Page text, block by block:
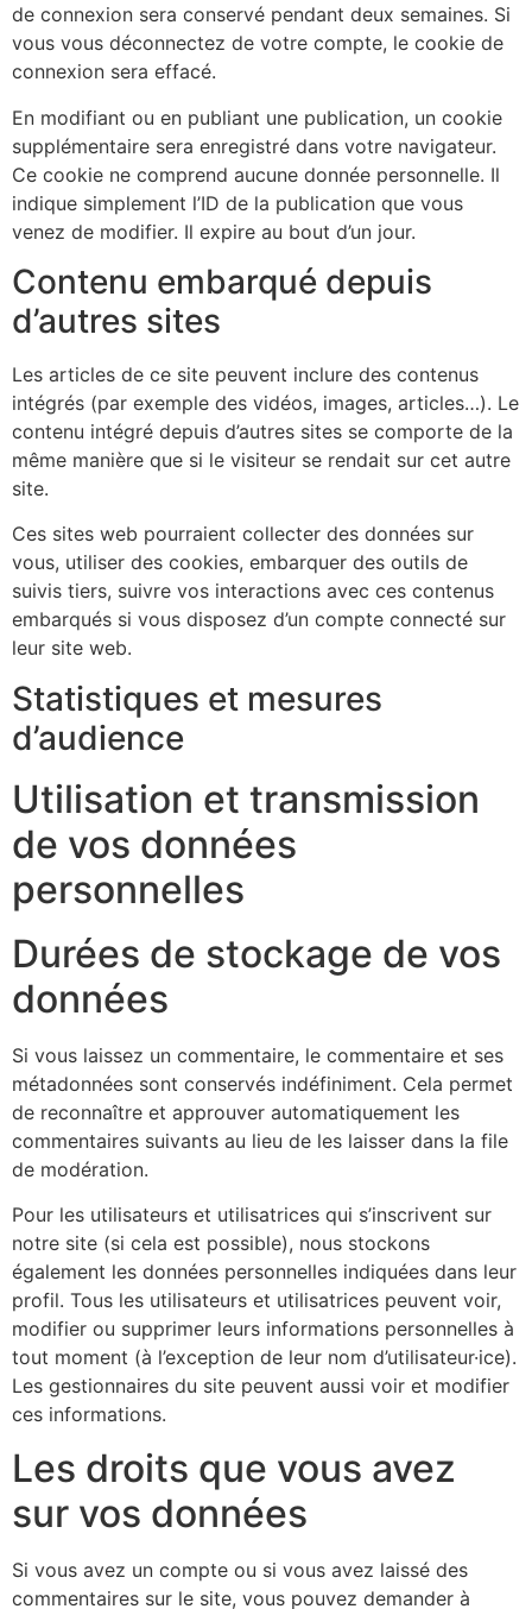
de connexion sera conservé pendant deux semaines. Si
vous vous déconnectez de votre compte, le cookie de
connexion sera effacé.
En modifiant ou en publiant une publication, un cookie
supplémentaire sera enregistré dans votre navigateur.
Ce cookie ne comprend aucune donnée personnelle. Il
indique simplement l’ID de la publication que vous
venez de modifier. Il expire au bout d’un jour.
Contenu embarqué depuis
d’autres sites
Les articles de ce site peuvent inclure des contenus
intégrés (par exemple des vidéos, images, articles…). Le
contenu intégré depuis d’autres sites se comporte de la
même manière que si le visiteur se rendait sur cet autre
site.
Ces sites web pourraient collecter des données sur
vous, utiliser des cookies, embarquer des outils de
suivis tiers, suivre vos interactions avec ces contenus
embarqués si vous disposez d’un compte connecté sur
leur site web.
Statistiques et mesures
d’audience
Utilisation et transmission
de vos données
personnelles
Durées de stockage de vos
données
Si vous laissez un commentaire, le commentaire et ses
métadonnées sont conservés indéfiniment. Cela permet
de reconnaître et approuver automatiquement les
commentaires suivants au lieu de les laisser dans la file
de modération.
Pour les utilisateurs et utilisatrices qui s’inscrivent sur
notre site (si cela est possible), nous stockons
également les données personnelles indiquées dans leur
profil. Tous les utilisateurs et utilisatrices peuvent voir,
modifier ou supprimer leurs informations personnelles à
tout moment (à l’exception de leur nom d’utilisateur·ice).
Les gestionnaires du site peuvent aussi voir et modifier
ces informations.
Les droits que vous avez
sur vos données
Si vous avez un compte ou si vous avez laissé des
commentaires sur le site, vous pouvez demander à